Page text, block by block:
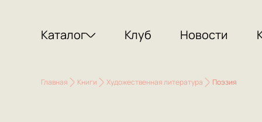
Каталог Клуб Новости
Главная Книги Художественная литература Поэзия